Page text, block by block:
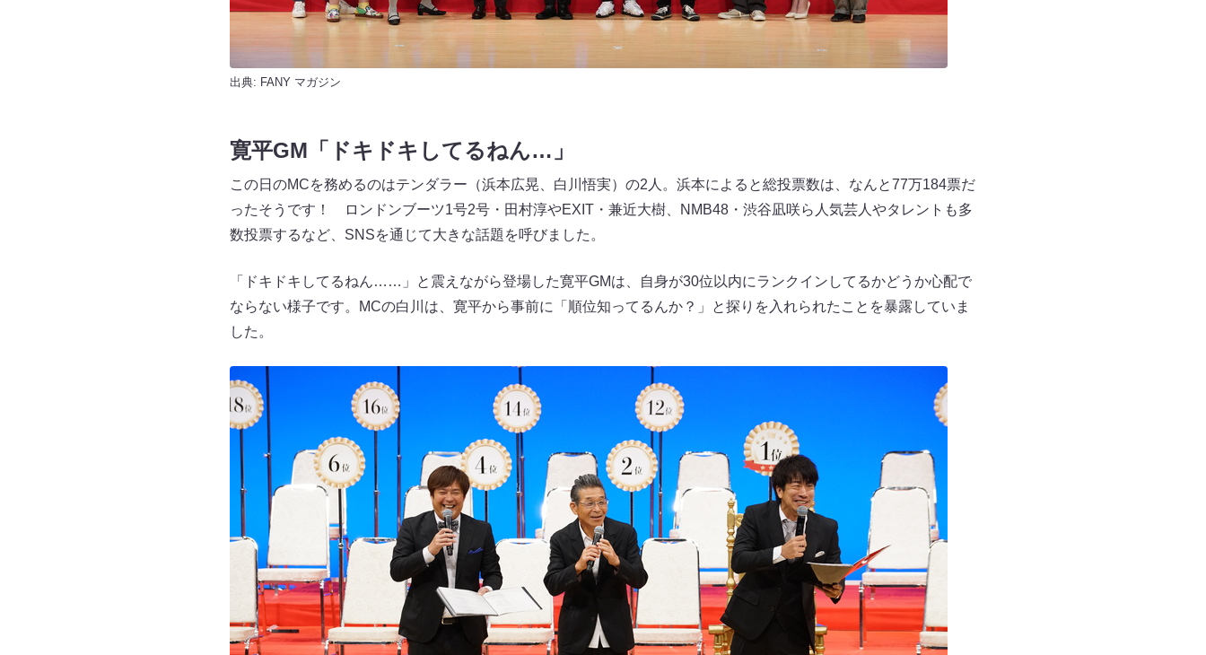
出典: FANY マガジン
寛平GM「ドキドキしてるねん…」
この日のMCを務めるのはテンダラー（浜本広晃、白川悟実）の2人。浜本によると総投票数は、なんと77万184票だ
ったそうです！ ロンドンブーツ1号2号・田村淳やEXIT・兼近大樹、NMB48・渋谷凪咲ら人気芸人やタレントも多
数投票するなど、SNSを通じて大きな話題を呼びました。
「ドキドキしてるねん……」と震えながら登場した寛平GMは、自身が30位以内にランクインしてるかどうか心配で
ならない様子です。MCの白川は、寛平から事前に「順位知ってるんか？」と探りを入れられたことを暴露していま
した。